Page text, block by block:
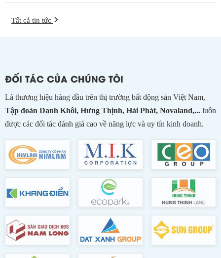
Tất cả tin tức
ĐỐI TÁC CỦA CHÚNG TÔI
Là thương hiệu hàng đầu trên thị trường bất động sản Việt Nam,
Tập đoàn Danh Khôi, Hưng Thịnh, Hải Phát, Novaland,... luôn
được các đối tác đánh giá cao về năng lực và uy tín kinh doanh.